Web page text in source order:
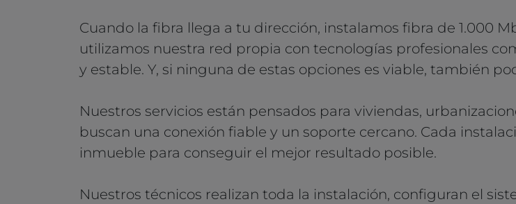
Cuando la fibra llega a tu dirección, instalamos fibra de 1.000
utilizamos nuestra red propia con tecnologías profesionales
y estable. Y, si ninguna de estas opciones es viable, también
Nuestros servicios están pensados para viviendas,
buscan una conexión fiable y un soporte cercano. Cada
inmueble para conseguir el mejor resultado posible.
Nuestros técnicos realizan toda la instalación, configuran el